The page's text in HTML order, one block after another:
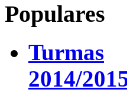
Populares
Turmas
2014/